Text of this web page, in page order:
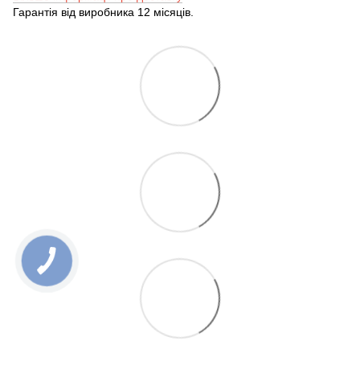
Гарантія від виробника 12 місяців.